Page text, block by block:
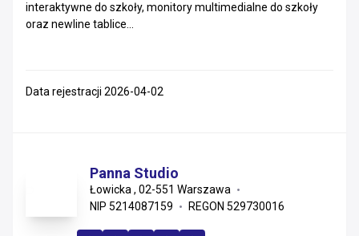
interaktywne do szkoły, monitory multimedialne do szkoły
oraz newline tablice...
Data rejestracji 2026-04-02
Panna Studio
Łowicka , 02-551 Warszawa
NIP 5214087159
REGON 529730016